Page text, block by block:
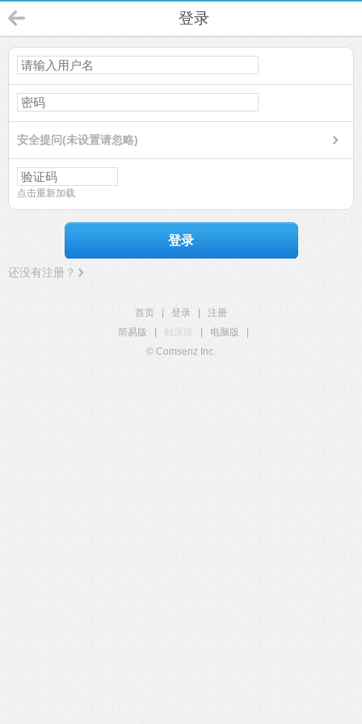
登录
安全提问(未设置请忽略)
点击重新加载
登录
还没有注册？
首页 登录
注册
简易版
触屏版 电脑版
© Comsenz Inc.